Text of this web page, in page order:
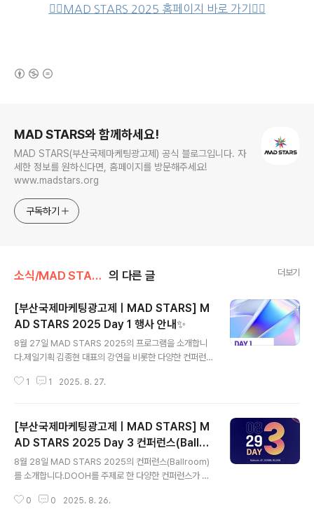
👉🏻MAD STARS 2025 홈페이지 바로 가기👈🏻
MAD STARS와 함께하세요!
MAD STARS(부산국제마케팅광고제) 공식 블로그입니다. 자
세한 정보를 원하신다면, 홈페이지를 방문해주세요!
www.madstars.org
구독하기
소식/MAD STARS 소식 의 다른 글 더보기
[부산국제마케팅광고제ㅣMAD STARS] M
AD STARS 2025 Day 1 행사 안내✨
8월 27일 MAD STARS 2025의 프로그램을 소개합니
다.제일기획 김종현 대표의 강연을 비롯한 다양한 컨퍼런
00｜[Keynote] 김종현(제일기획)​◾13:00｜[Special
Ashish ChakravartyMeta의 Tawana Murphy Burn
ettMAD STARS의 Sangsoo Chong​◾13:30｜백원장
(애니포인트미디어)◾14:00｜Snap Inc의 Samer Laho
ud​◾14:30｜TBWA＼ Media Arts Lab Tokyo의 Ric
1 1 2025. 8. 27.
[부산국제마케팅광고제ㅣMAD STARS] M
AD STARS 2025 Day 3 컨퍼런스(Ballro
om) 안내✨
8월 28일 MAD STARS 2025의 컨퍼런스(Ballroom)
를 소개합니다.DOOH를 주제로 한 다양한 컨퍼런스가 진
세계프라퍼티) ◾13:30｜VIOOH의 Calvin Chan ◾14:0
0 0 2025. 8. 26.